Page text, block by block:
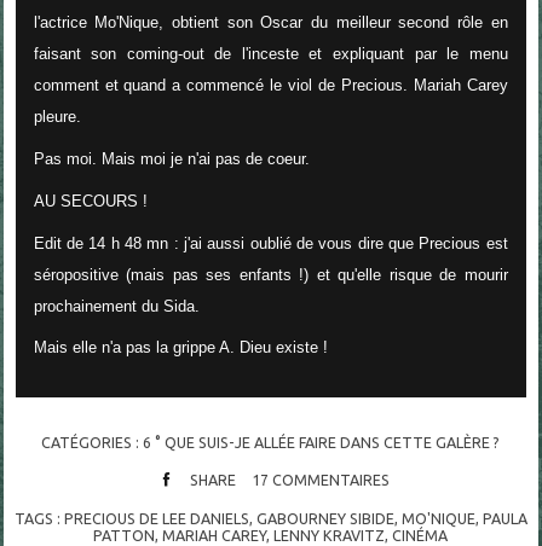
l'actrice Mo'Nique, obtient son Oscar du meilleur second rôle en
faisant son coming-out de l'inceste et expliquant par le menu
comment et quand a commencé le viol de Precious. Mariah Carey
pleure.
Pas moi. Mais moi je n'ai pas de coeur.
AU SECOURS !
Edit de 14 h 48 mn : j'ai aussi oublié de vous dire que Precious est
séropositive (mais pas ses enfants !) et qu'elle risque de mourir
prochainement du Sida.
Mais elle n'a pas la grippe A. Dieu existe !
CATÉGORIES :6 ° QUE SUIS-JE ALLÉE FAIRE DANS CETTE GALÈRE ?
SHARE 17 COMMENTAIRES
TAGS : PRECIOUS DE LEE DANIELS, GABOURNEY SIBIDE, MO'NIQUE, PAULA
PATTON,MARIAH CAREY,LENNY KRAVITZ,CINÉMA